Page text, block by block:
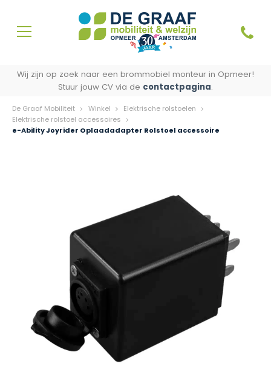
Wij zijn op zoek naar een brommobiel monteur in Opmeer!
Stuur jouw CV via de contactpagina.
De Graaf Mobiliteit Winkel
Elektrische rolstoelen
Elektrische rolstoel accessoires
e-Ability Joyrider Oplaadadapter Rolstoel accessoire